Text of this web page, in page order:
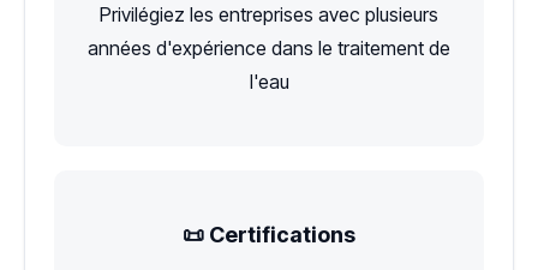
Privilégiez les entreprises avec plusieurs
années d'expérience dans le traitement de
l'eau
📜 Certifications